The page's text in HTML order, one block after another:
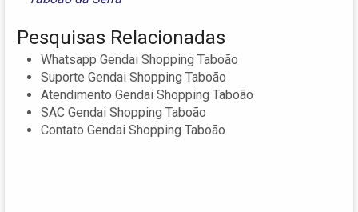
Pesquisas Relacionadas
Whatsapp Gendai Shopping Taboão
Suporte Gendai Shopping Taboão
Atendimento Gendai Shopping Taboão
SAC Gendai Shopping Taboão
Contato Gendai Shopping Taboão